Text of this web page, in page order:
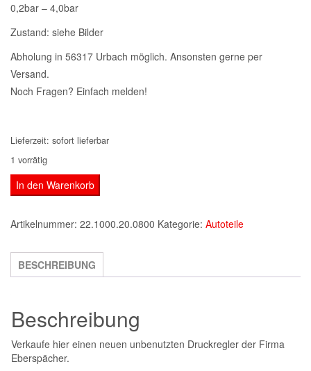
0,2bar – 4,0bar
Zustand: siehe Bilder
Abholung in 56317 Urbach möglich. Ansonsten gerne per
Versand.
Noch Fragen? Einfach melden!
Lieferzeit: sofort lieferbar
1 vorrätig
NEU
Eberspächer
0,2-
4,0
Menge
In den Warenkorb
Artikelnummer: 22.1000.20.0800 Kategorie: Autoteile
BESCHREIBUNG
Beschreibung
Verkaufe hier einen neuen unbenutzten Druckregler der Firma
Eberspächer.